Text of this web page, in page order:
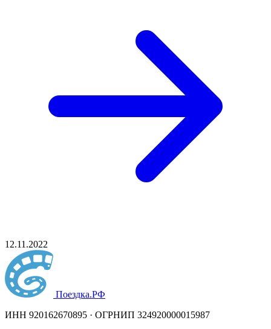
12.11.2022
Поездка.РФ
ИНН 920162670895 · ОГРНИП 324920000015987